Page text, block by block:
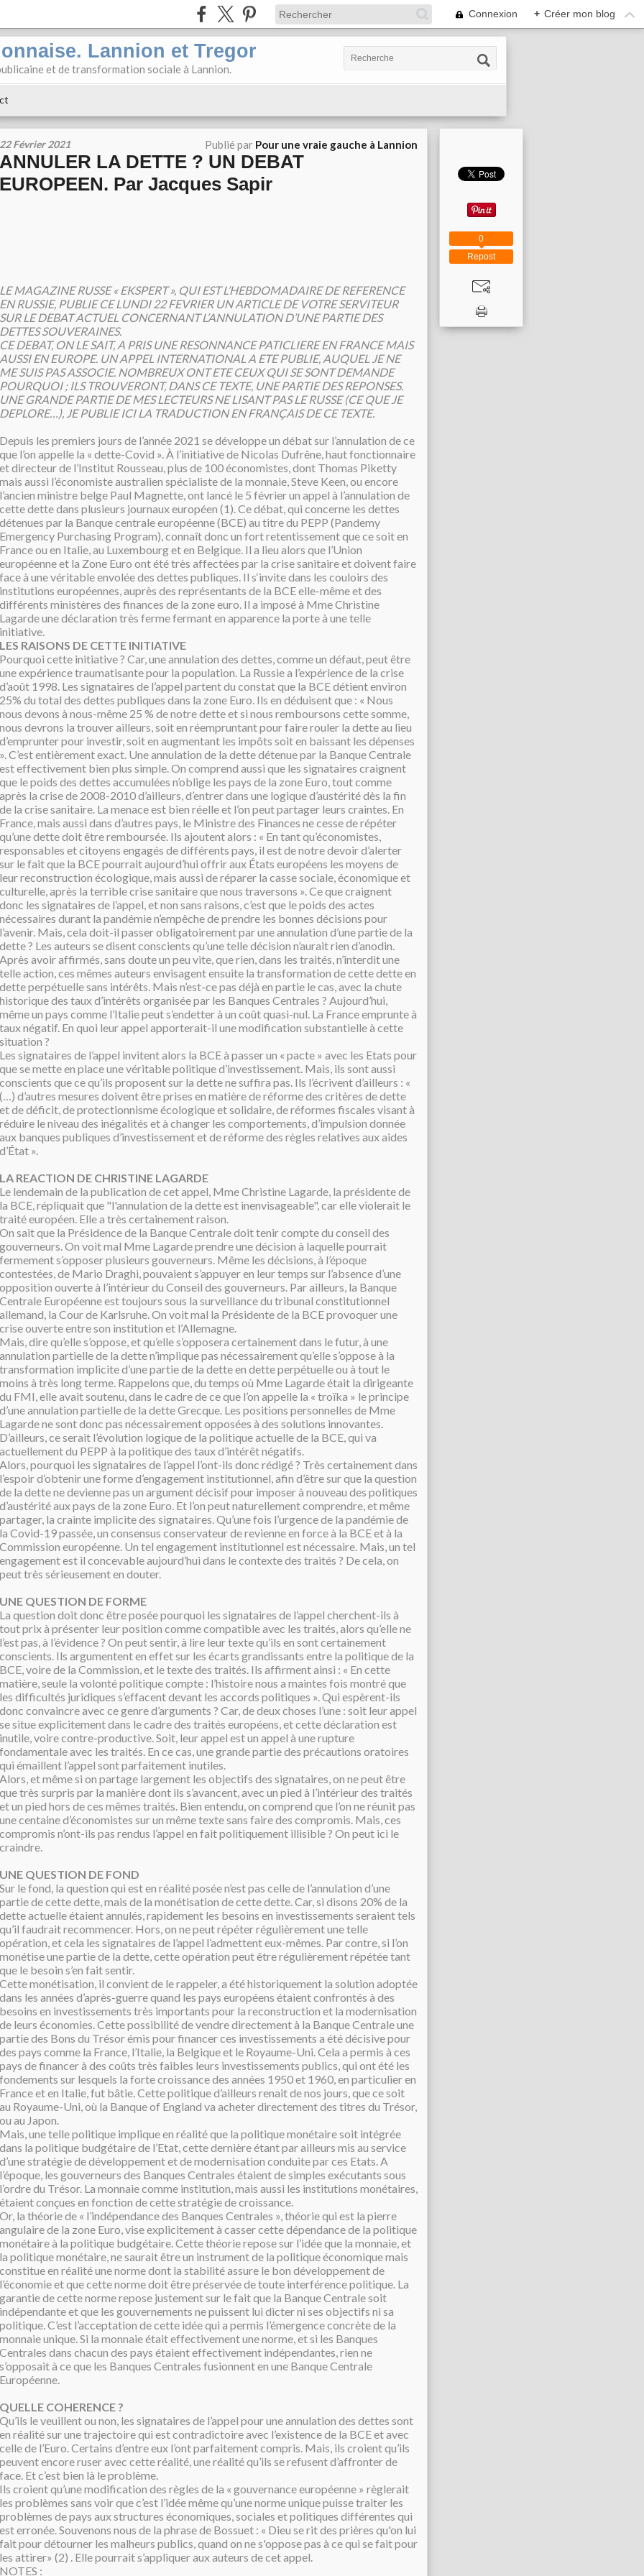
Connexion + Créer mon blog
Lannion et Tregor
et de transformation sociale à Lannion.
22 Février 2021 Publié par Pour une vraie gauche à Lannion
ANNULER LA DETTE ? UN DEBAT
EUROPEEN. Par Jacques Sapir
LE MAGAZINE RUSSE « EKSPERT », QUI EST L’HEBDOMADAIRE DE REFERENCE
EN RUSSIE, PUBLIE CE LUNDI 22 FEVRIER UN ARTICLE DE VOTRE SERVITEUR
SUR LE DEBAT ACTUEL CONCERNANT L’ANNULATION D’UNE PARTIE DES
DETTES SOUVERAINES.
CE DEBAT, ON LE SAIT, A PRIS UNE RESONNANCE PATICLIERE EN FRANCE MAIS
AUSSI EN EUROPE. UN APPEL INTERNATIONAL A ETE PUBLIE, AUQUEL JE NE
ME SUIS PAS ASSOCIE. NOMBREUX ONT ETE CEUX QUI SE SONT DEMANDE
POURQUOI ; ILS TROUVERONT, DANS CE TEXTE, UNE PARTIE DES REPONSES.
UNE GRANDE PARTIE DE MES LECTEURS NE LISANT PAS LE RUSSE (CE QUE JE
DEPLORE…), JE PUBLIE ICI LA TRADUCTION EN FRANÇAIS DE CE TEXTE.
Depuis les premiers jours de l’année 2021 se développe un débat sur l’annulation de ce
que l’on appelle la « dette-Covid ». À l’initiative de Nicolas Dufrêne, haut fonctionnaire
et directeur de l’Institut Rousseau, plus de 100 économistes, dont Thomas Piketty
mais aussi l’économiste australien spécialiste de la monnaie, Steve Keen, ou encore
l’ancien ministre belge Paul Magnette, ont lancé le 5 février un appel à l’annulation de
cette dette dans plusieurs journaux européen (1). Ce débat, qui concerne les dettes
détenues par la Banque centrale européenne (BCE) au titre du PEPP (Pandemy
Emergency Purchasing Program), connaît donc un fort retentissement que ce soit en
France ou en Italie, au Luxembourg et en Belgique. Il a lieu alors que l’Union
européenne et la Zone Euro ont été très affectées par la crise sanitaire et doivent faire
face à une véritable envolée des dettes publiques. Il s‘invite dans les couloirs des
institutions européennes, auprès des représentants de la BCE elle-même et des
différents ministères des finances de la zone euro. Il a imposé à Mme Christine
Lagarde une déclaration très ferme fermant en apparence la porte à une telle
initiative.
LES RAISONS DE CETTE INITIATIVE
Pourquoi cette initiative ? Car, une annulation des dettes, comme un défaut, peut être
une expérience traumatisante pour la population. La Russie a l’expérience de la crise
d’août 1998. Les signataires de l’appel partent du constat que la BCE détient environ
25% du total des dettes publiques dans la zone Euro. Ils en déduisent que : « Nous
nous devons à nous-même 25 % de notre dette et si nous remboursons cette somme,
nous devrons la trouver ailleurs, soit en réempruntant pour faire rouler la dette au lieu
d’emprunter pour investir, soit en augmentant les impôts soit en baissant les dépenses
». C’est entièrement exact. Une annulation de la dette détenue par la Banque Centrale
est effectivement bien plus simple. On comprend aussi que les signataires craignent
que le poids des dettes accumulées n’oblige les pays de la zone Euro, tout comme
après la crise de 2008-2010 d’ailleurs, d’entrer dans une logique d’austérité dès la fin
de la crise sanitaire. La menace est bien réelle et l’on peut partager leurs craintes. En
France, mais aussi dans d’autres pays, le Ministre des Finances ne cesse de répéter
qu’une dette doit être remboursée. Ils ajoutent alors : « En tant qu’économistes,
responsables et citoyens engagés de différents pays, il est de notre devoir d’alerter
sur le fait que la BCE pourrait aujourd’hui offrir aux États européens les moyens de
leur reconstruction écologique, mais aussi de réparer la casse sociale, économique et
culturelle, après la terrible crise sanitaire que nous traversons ». Ce que craignent
donc les signataires de l’appel, et non sans raisons, c’est que le poids des actes
nécessaires durant la pandémie n’empêche de prendre les bonnes décisions pour
l’avenir. Mais, cela doit-il passer obligatoirement par une annulation d’une partie de la
dette ? Les auteurs se disent conscients qu’une telle décision n’aurait rien d’anodin.
Après avoir affirmés, sans doute un peu vite, que rien, dans les traités, n’interdit une
telle action, ces mêmes auteurs envisagent ensuite la transformation de cette dette en
dette perpétuelle sans intérêts. Mais n’est-ce pas déjà en partie le cas, avec la chute
historique des taux d’intérêts organisée par les Banques Centrales ? Aujourd’hui,
même un pays comme l’Italie peut s’endetter à un coût quasi-nul. La France emprunte à
taux négatif. En quoi leur appel apporterait-il une modification substantielle à cette
situation ?
Les signataires de l’appel invitent alors la BCE à passer un « pacte » avec les Etats pour
que se mette en place une véritable politique d’investissement. Mais, ils sont aussi
conscients que ce qu’ils proposent sur la dette ne suffira pas. Ils l’écrivent d’ailleurs : «
(…) d’autres mesures doivent être prises en matière de réforme des critères de dette
et de déficit, de protectionnisme écologique et solidaire, de réformes fiscales visant à
réduire le niveau des inégalités et à changer les comportements, d’impulsion donnée
aux banques publiques d’investissement et de réforme des règles relatives aux aides
d’État ».
LA REACTION DE CHRISTINE LAGARDE
Le lendemain de la publication de cet appel, Mme Christine Lagarde, la présidente de
la BCE, répliquait que "l'annulation de la dette est inenvisageable", car elle violerait le
traité européen. Elle a très certainement raison.
On sait que la Présidence de la Banque Centrale doit tenir compte du conseil des
gouverneurs. On voit mal Mme Lagarde prendre une décision à laquelle pourrait
fermement s’opposer plusieurs gouverneurs. Même les décisions, à l’époque
contestées, de Mario Draghi, pouvaient s’appuyer en leur temps sur l’absence d’une
opposition ouverte à l’intérieur du Conseil des gouverneurs. Par ailleurs, la Banque
Centrale Européenne est toujours sous la surveillance du tribunal constitutionnel
allemand, la Cour de Karlsruhe. On voit mal la Présidente de la BCE provoquer une
crise ouverte entre son institution et l’Allemagne.
Mais, dire qu’elle s’oppose, et qu’elle s’opposera certainement dans le futur, à une
annulation partielle de la dette n’implique pas nécessairement qu’elle s’oppose à la
transformation implicite d’une partie de la dette en dette perpétuelle ou à tout le
moins à très long terme. Rappelons que, du temps où Mme Lagarde était la dirigeante
du FMI, elle avait soutenu, dans le cadre de ce que l’on appelle la « troïka » le principe
d’une annulation partielle de la dette Grecque. Les positions personnelles de Mme
Lagarde ne sont donc pas nécessairement opposées à des solutions innovantes.
D’ailleurs, ce serait l’évolution logique de la politique actuelle de la BCE, qui va
actuellement du PEPP à la politique des taux d’intérêt négatifs.
Alors, pourquoi les signataires de l’appel l’ont-ils donc rédigé ? Très certainement dans
l’espoir d’obtenir une forme d’engagement institutionnel, afin d’être sur que la question
de la dette ne devienne pas un argument décisif pour imposer à nouveau des politiques
d’austérité aux pays de la zone Euro. Et l’on peut naturellement comprendre, et même
partager, la crainte implicite des signataires. Qu’une fois l’urgence de la pandémie de
la Covid-19 passée, un consensus conservateur de revienne en force à la BCE et à la
Commission européenne. Un tel engagement institutionnel est nécessaire. Mais, un tel
engagement est il concevable aujourd’hui dans le contexte des traités ? De cela, on
peut très sérieusement en douter.
UNE QUESTION DE FORME
La question doit donc être posée pourquoi les signataires de l’appel cherchent-ils à
tout prix à présenter leur position comme compatible avec les traités, alors qu’elle ne
l’est pas, à l’évidence ? On peut sentir, à lire leur texte qu’ils en sont certainement
conscients. Ils argumentent en effet sur les écarts grandissants entre la politique de la
BCE, voire de la Commission, et le texte des traités. Ils affirment ainsi : « En cette
matière, seule la volonté politique compte : l’histoire nous a maintes fois montré que
les difficultés juridiques s’effacent devant les accords politiques ». Qui espèrent-ils
donc convaincre avec ce genre d’arguments ? Car, de deux choses l’une : soit leur appel
se situe explicitement dans le cadre des traités européens, et cette déclaration est
inutile, voire contre-productive. Soit, leur appel est un appel à une rupture
fondamentale avec les traités. En ce cas, une grande partie des précautions oratoires
qui émaillent l’appel sont parfaitement inutiles.
Alors, et même si on partage largement les objectifs des signataires, on ne peut être
que très surpris par la manière dont ils s’avancent, avec un pied à l’intérieur des traités
et un pied hors de ces mêmes traités. Bien entendu, on comprend que l’on ne réunit pas
une centaine d’économistes sur un même texte sans faire des compromis. Mais, ces
compromis n’ont-ils pas rendus l’appel en fait politiquement illisible ? On peut ici le
craindre.
UNE QUESTION DE FOND
Sur le fond, la question qui est en réalité posée n’est pas celle de l’annulation d’une
partie de cette dette, mais de la monétisation de cette dette. Car, si disons 20% de la
dette actuelle étaient annulés, rapidement les besoins en investissements seraient tels
qu’il faudrait recommencer. Hors, on ne peut répéter régulièrement une telle
opération, et cela les signataires de l’appel l’admettent eux-mêmes. Par contre, si l’on
monétise une partie de la dette, cette opération peut être régulièrement répétée tant
que le besoin s’en fait sentir.
Cette monétisation, il convient de le rappeler, a été historiquement la solution adoptée
dans les années d’après-guerre quand les pays européens étaient confrontés à des
besoins en investissements très importants pour la reconstruction et la modernisation
de leurs économies. Cette possibilité de vendre directement à la Banque Centrale une
partie des Bons du Trésor émis pour financer ces investissements a été décisive pour
des pays comme la France, l’Italie, la Belgique et le Royaume-Uni. Cela a permis à ces
pays de financer à des coûts très faibles leurs investissements publics, qui ont été les
fondements sur lesquels la forte croissance des années 1950 et 1960, en particulier en
France et en Italie, fut bâtie. Cette politique d’ailleurs renait de nos jours, que ce soit
au Royaume-Uni, où la Banque of England va acheter directement des titres du Trésor,
ou au Japon.
Mais, une telle politique implique en réalité que la politique monétaire soit intégrée
dans la politique budgétaire de l’Etat, cette dernière étant par ailleurs mis au service
d’une stratégie de développement et de modernisation conduite par ces Etats. A
l’époque, les gouverneurs des Banques Centrales étaient de simples exécutants sous
l’ordre du Trésor. La monnaie comme institution, mais aussi les institutions monétaires,
étaient conçues en fonction de cette stratégie de croissance.
Or, la théorie de « l’indépendance des Banques Centrales », théorie qui est la pierre
angulaire de la zone Euro, vise explicitement à casser cette dépendance de la politique
monétaire à la politique budgétaire. Cette théorie repose sur l’idée que la monnaie, et
la politique monétaire, ne saurait être un instrument de la politique économique mais
constitue en réalité une norme dont la stabilité assure le bon développement de
l’économie et que cette norme doit être préservée de toute interférence politique. La
garantie de cette norme repose justement sur le fait que la Banque Centrale soit
indépendante et que les gouvernements ne puissent lui dicter ni ses objectifs ni sa
politique. C’est l’acceptation de cette idée qui a permis l’émergence concrète de la
monnaie unique. Si la monnaie était effectivement une norme, et si les Banques
Centrales dans chacun des pays étaient effectivement indépendantes, rien ne
s’opposait à ce que les Banques Centrales fusionnent en une Banque Centrale
Européenne.
QUELLE COHERENCE ?
Qu’ils le veuillent ou non, les signataires de l’appel pour une annulation des dettes sont
en réalité sur une trajectoire qui est contradictoire avec l’existence de la BCE et avec
celle de l’Euro. Certains d’entre eux l’ont parfaitement compris. Mais, ils croient qu’ils
peuvent encore ruser avec cette réalité, une réalité qu’ils se refusent d’affronter de
face. Et c’est bien là le problème.
Ils croient qu’une modification des règles de la « gouvernance européenne » règlerait
les problèmes sans voir que c’est l’idée même qu’une norme unique puisse traiter les
problèmes de pays aux structures économiques, sociales et politiques différentes qui
est erronée. Souvenons nous de la phrase de Bossuet : « Dieu se rit des prières qu'on lui
fait pour détourner les malheurs publics, quand on ne s'oppose pas à ce qui se fait pour
les attirer» (2) . Elle pourrait s’appliquer aux auteurs de cet appel.
NOTES :
Repost
0